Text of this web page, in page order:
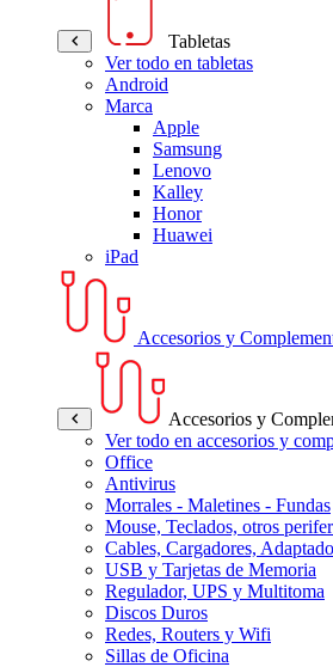
Tabletas
Ver todo en tabletas
Android
Marca
Apple
Samsung
Lenovo
Kalley
Honor
Huawei
iPad
Accesorios y
Accesorios y
Ver todo en accesorios y
Office
Antivirus
Morrales - Maletines - Fundas
Mouse, Teclados, otros
Cables, Cargadores,
USB y Tarjetas de Memoria
Regulador, UPS y Multitoma
Discos Duros
Redes, Routers y Wifi
Sillas de Oficina